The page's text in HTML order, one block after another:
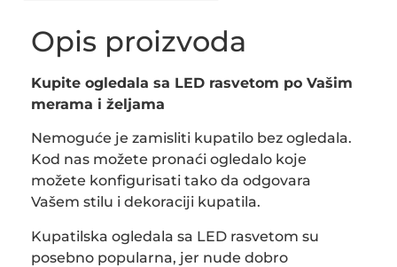
Opis proizvoda
Kupite ogledala sa LED rasvetom po Vašim
merama i željama
Nemoguće je zamisliti kupatilo bez ogledala.
Kod nas možete pronaći ogledalo koje
možete konfigurisati tako da odgovara
Vašem stilu i dekoraciji kupatila.
Kupatilska ogledala sa LED rasvetom su
posebno popularna, jer nude dobro